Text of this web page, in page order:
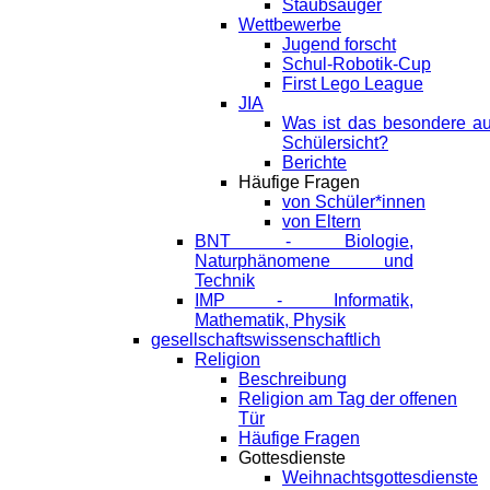
Staubsauger
Wettbewerbe
Jugend forscht
Schul-Robotik-Cup
First Lego League
JIA
Was ist das besondere
Schülersicht?
Berichte
Häufige Fragen
von Schüler*innen
von Eltern
BNT - Biologie,
Naturphänomene und
Technik
IMP - Informatik,
Mathematik, Physik
gesellschaftswissenschaftlich
Religion
Beschreibung
Religion am Tag der offenen
Tür
Häufige Fragen
Gottesdienste
Weihnachtsgottesdienste